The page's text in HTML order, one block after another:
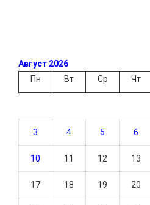
Август 2026
Пн
Вт Ср Чт
3 4 5 6
10 11 12 13
17 18 19 20